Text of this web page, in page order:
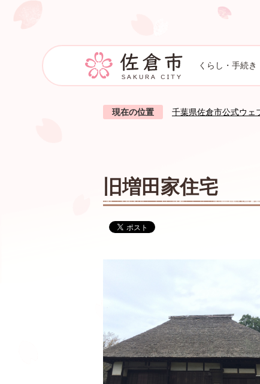
くらし・手続き
現在の位置 千葉県佐倉市公式ウェ
旧増田家住宅